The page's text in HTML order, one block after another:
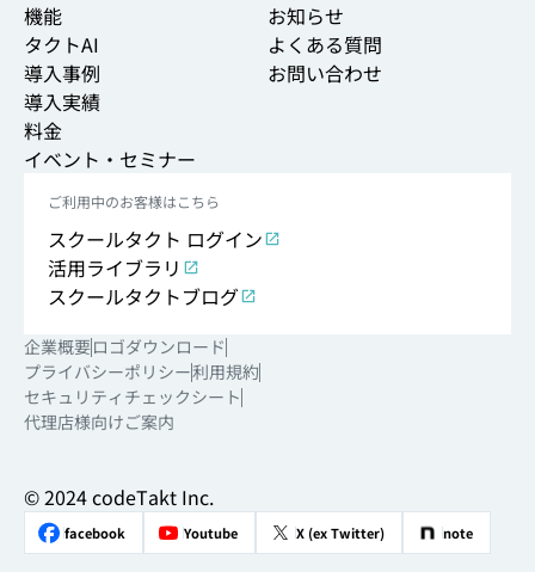
ご利用者さま向けサイト
代理店様向けご案内
機能
タクトAI
導入事例
導入実績
料金
イベント・セミナー
お知らせ
よくある質問
お問い合わせ
ご利用中のお客様はこちら
スクールタクト ログイン
活用ライブラリ
スクールタクトブログ
企業概要ロゴダウンロード
プライバシーポリシー利用規約
セキュリティチェックシート
代理店様向けご案内
© 2024 codeTakt Inc.
facebook Youtube X (ex Twitter) note